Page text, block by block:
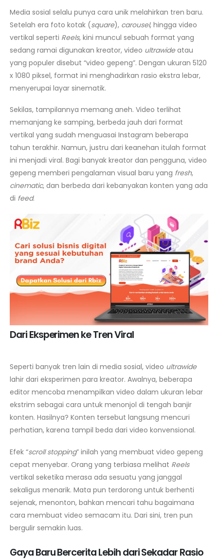
Media sosial selalu punya cara unik melahirkan tren baru.
Setelah era foto kotak (square), carousel, hingga video
vertikal seperti Reels, kini muncul sebuah format yang
sedang ramai digunakan kreator, video ultrawideatau
yang populer disebut “video gepeng”. Dengan ukuran 5120
x 1080 piksel, format ini menghadirkan rasio ekstra lebar,
menyerupai layar sinematik.
Sekilas, tampilannya memang aneh. Video terlihat
memanjang ke samping, berbeda jauh dari format
vertikal yang sudah menguasai Instagram beberapa
tahun terakhir. Namun, justru dari keanehan itulah format
ini menjadi viral. Bagi banyak kreator dan pengguna, video
gepeng memberi pengalaman visual baru yang fresh,
cinematic, dan berbeda dari kebanyakan konten yang ada
di feed.
Dari Eksperimen ke Tren Viral
Seperti banyak tren lain di media sosial, video ultrawide
lahir dari eksperimen para kreator. Awalnya, beberapa
editor mencoba menampilkan video dalam ukuran lebar
ekstrim sebagai cara untuk menonjol di tengah banjir
konten. Hasilnya? Konten tersebut langsung mencuri
perhatian, karena tampil beda dari video konvensional.
Efek “scroll stopping” inilah yang membuat video gepeng
cepat menyebar. Orang yang terbiasa melihat Reels
vertikal seketika merasa ada sesuatu yang janggal
sekaligus menarik. Mata pun terdorong untuk berhenti
sejenak, menonton, bahkan mencari tahu bagaimana
cara membuat video semacam itu. Dari sini, tren pun
bergulir semakin luas.
Gaya Baru Bercerita Lebih dari Sekadar Rasio